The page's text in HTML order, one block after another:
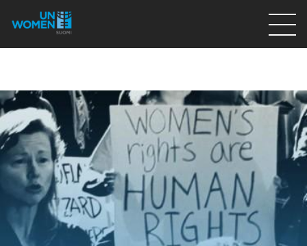
Osallistu
Mitä teemme
Ajankohtaista
Tietoa meistä
På Svenska
Valikon rivi